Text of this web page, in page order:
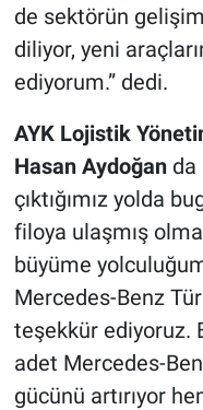
de sektörün
diliyor, yeni
ediyorum.” dedi.
AYK Lojistik
Hasan Aydoğanda
çıktığımız yolda
filoya ulaşmış
büyüme
Mercedes-Benz
teşekkür ediyoruz.
adet Mercedes-
gücünü artırıyor